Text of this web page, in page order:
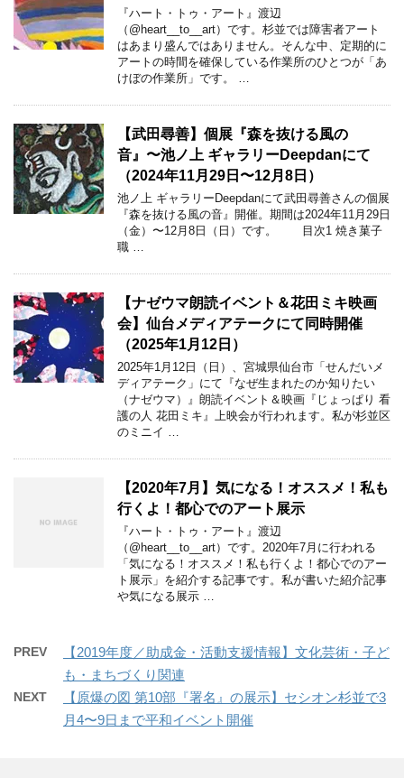
『ハート・トゥ・アート』渡辺
（@heart__to__art）です。杉並では障害者アート
はあまり盛んではありません。そんな中、定期的に
アートの時間を確保している作業所のひとつが「あ
けぼの作業所」です。 …
【武田尋善】個展『森を抜ける風の
音』〜池ノ上 ギャラリーDeepdanにて
（2024年11月29日〜12月8日）
池ノ上 ギャラリーDeepdanにて武田尋善さんの個展
『森を抜ける風の音』開催。期間は2024年11月29日
（金）〜12月8日（日）です。 目次1 焼き菓子
職 …
【ナゼウマ朗読イベント＆花田ミキ映画
会】仙台メディアテークにて同時開催
（2025年1月12日）
2025年1月12日（日）、宮城県仙台市「せんだいメ
ディアテーク」にて『なぜ生まれたのか知りたい
（ナゼウマ）』朗読イベント＆映画『じょっぱり 看
護の人 花田ミキ』上映会が行われます。私が杉並区
のミニイ …
【2020年7月】気になる！オススメ！私も
行くよ！都心でのアート展示
『ハート・トゥ・アート』渡辺
（@heart__to__art）です。2020年7月に行われる
「気になる！オススメ！私も行くよ！都心でのアー
ト展示」を紹介する記事です。私が書いた紹介記事
や気になる展示 …
PREV
【2019年度／助成金・活動支援情報】文化芸術・子ど
も・まちづくり関連
NEXT
【原爆の図 第10部『署名』の展示】セシオン杉並で3
月4〜9日まで平和イベント開催